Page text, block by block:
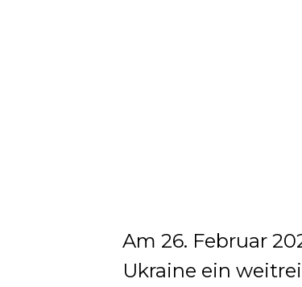
Am 26. Februar
Ukraine ein